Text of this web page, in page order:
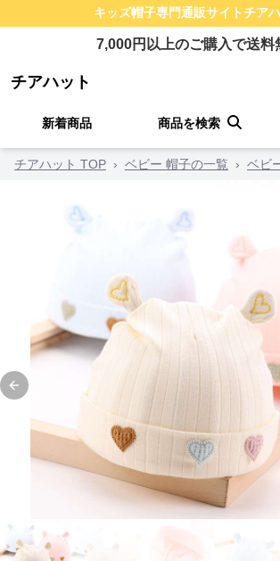
キッズ帽子専門通販サイトチア
7,000円以上のご購入で送料
チアハット
新着商品 商品を検索
チアハット TOP › ベビー 帽子の一覧 › ベビ
Previous slide